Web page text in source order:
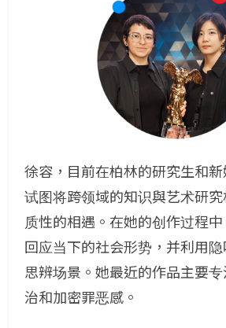
徐容，目前在柏林的研究生和
试图将跨领域的知识與艺术研
质性的相遇。在她的创作过程
回应当下的社会形势，并利用
思辨场景。她最近的作品主要
治和加密罪恶感。